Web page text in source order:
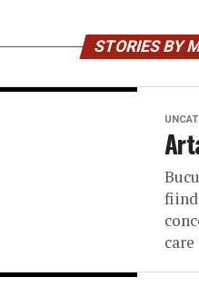
STORIES BY
fiind